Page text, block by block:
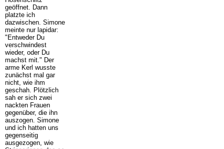
geöffnet. Dann
platzte ich
dazwischen. Simone
meinte nur lapidar:
"Entweder Du
verschwindest
wieder, oder Du
machst mit." Der
arme Kerl wusste
zunächst mal gar
nicht, wie ihm
geschah. Plötzlich
sah er sich zwei
nackten Frauen
gegenüber, die ihn
auszogen. Simone
und ich hatten uns
gegenseitig
ausgezogen, wie